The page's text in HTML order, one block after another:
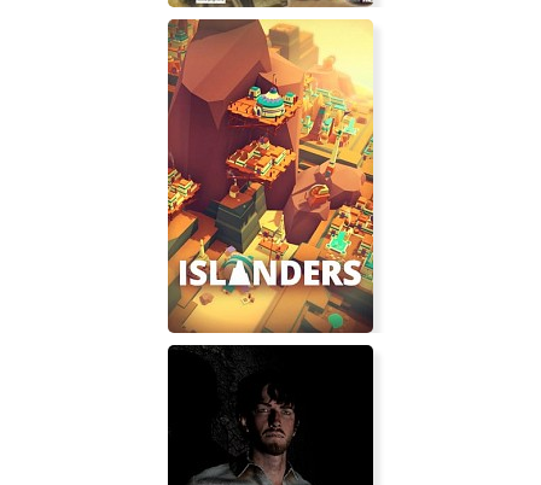
Сражения в песках